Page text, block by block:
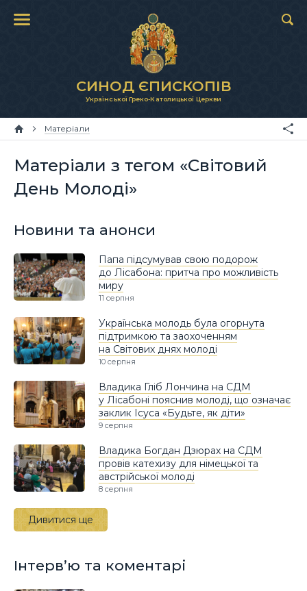
СИНОД ЄПИСКОПІВ
Української Греко-Католицької Церкви
Матеріали
Матеріали з тегом «Світовий
День Молоді»
Новини та анонси
Папа підсумував свою подорож
до Лісабона: притча про можливість
миру
11 серпня
Українська молодь була огорнута
підтримкою та заохоченням
на Світових днях молоді
10 серпня
Владика Гліб Лончина на СДМ
у Лісабоні пояснив молоді, що означає
заклик Ісуса «Будьте, як діти»
9 серпня
Владика Богдан Дзюрах на СДМ
провів катехизу для німецької та
австрійської молоді
8 серпня
Дивитися ще
Інтерв’ю та коментарі